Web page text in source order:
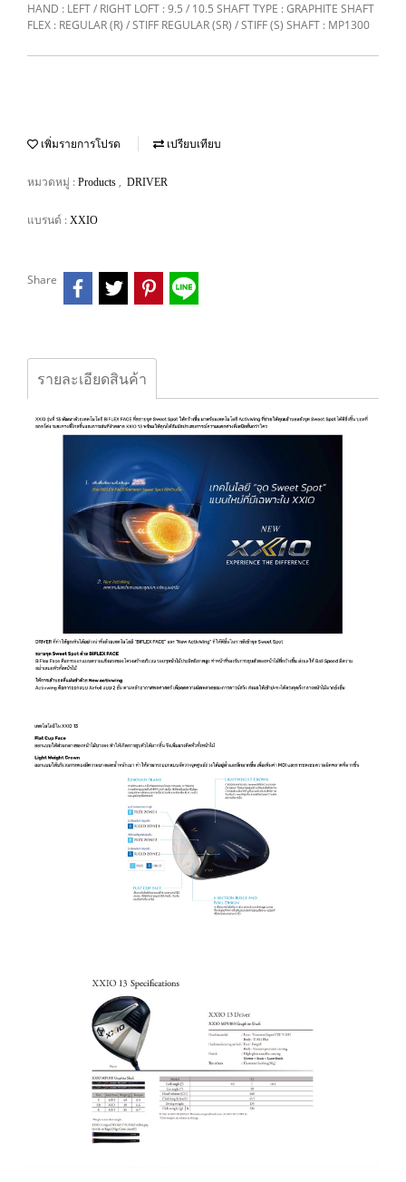
HAND : LEFT / RIGHT LOFT : 9.5 / 10.5 SHAFT TYPE : GRAPHITE SHAFT
FLEX : REGULAR (R) / STIFF REGULAR (SR) / STIFF (S) SHAFT : MP1300
เพิ่มรายการโปรด เปรียบเทียบ
หมวดหมู่ : Products , DRIVER
แบรนด์ : XXIO
Share
รายละเอียดสินค้า